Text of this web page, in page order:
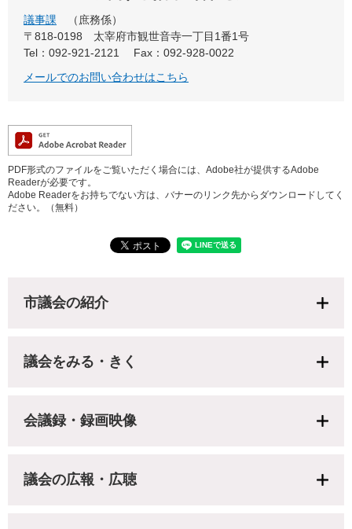
議事課
庶務係
〒818-0198
太宰府市観世音寺一丁目1番1号
Tel：092-921-2121
Fax：092-928-0022
メールでのお問い合わせはこちら
PDF形式のファイルをご覧いただく場合には、Adobe社が提供するAdobe
Readerが必要です。
Adobe Readerをお持ちでない方は、バナーのリンク先からダウンロードしてく
ださい。（無料）
市議会の紹介
議会をみる・きく
会議録・録画映像
議会の広報・広聴